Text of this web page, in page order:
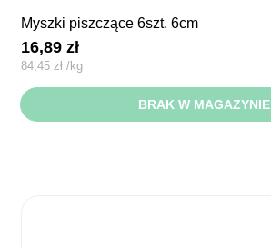
myszki piszczące 6szt. 6cm
16,89zł
84,45zł /kg
BRAK W MAGAZYNIE